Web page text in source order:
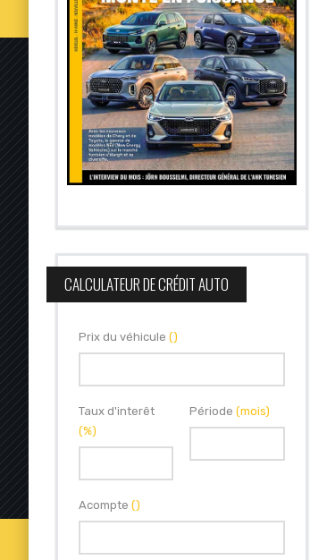
CALCULATEUR DE CRÉDIT AUTO
Prix du véhicule ()
Taux d'interêt
(%)
Période(mois)
Acompte ()